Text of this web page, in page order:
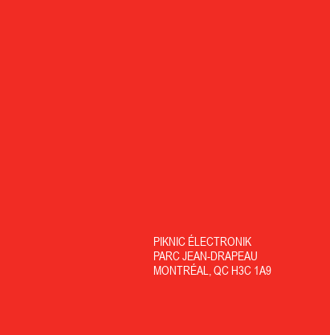
PIKNIC ÉLECTRONIK
PARC JEAN-DRAPEAU
MONTRÉAL, QC H3C 1A9